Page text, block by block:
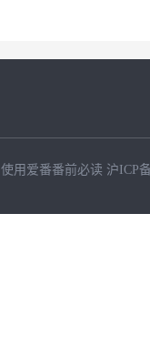
使用爱番番前必读 沪ICP